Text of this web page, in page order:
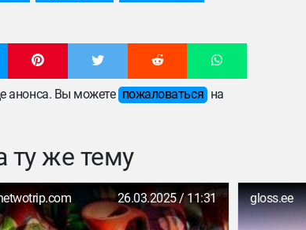
анонса. Вы можете пожаловаться на
ту же тему
26.03.2025 / 11:31 gloss.ee